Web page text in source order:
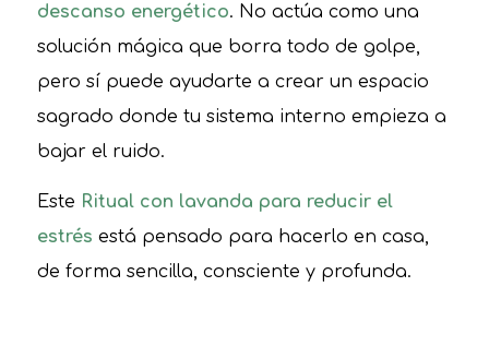
descanso energético. No actúa como una
solución mágica que borra todo de golpe,
pero sí puede ayudarte a crear un espacio
sagrado donde tu sistema interno empieza a
bajar el ruido.
Este Ritual con lavanda para reducir el
estrés está pensado para hacerlo en casa,
de forma sencilla, consciente y profunda.